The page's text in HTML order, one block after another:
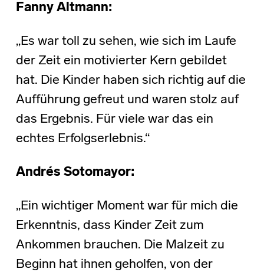
Fanny Altmann:
„Es war toll zu sehen, wie sich im Laufe
der Zeit ein motivierter Kern gebildet
hat. Die Kinder haben sich richtig auf die
Aufführung gefreut und waren stolz auf
das Ergebnis. Für viele war das ein
echtes Erfolgserlebnis.“
Andrés Sotomayor:
„Ein wichtiger Moment war für mich die
Erkenntnis, dass Kinder Zeit zum
Ankommen brauchen. Die Malzeit zu
Beginn hat ihnen geholfen, von der